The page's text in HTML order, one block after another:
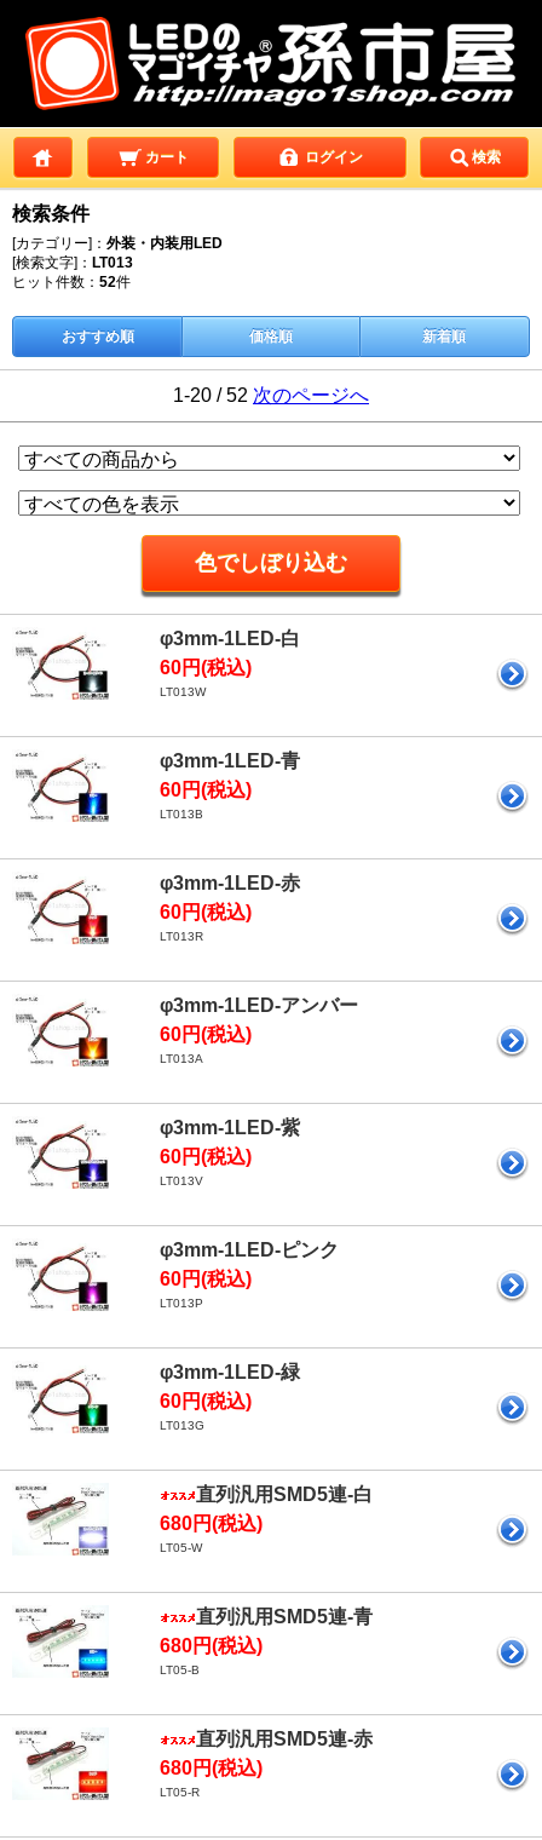
カート ログイン 検索
検索条件
[カテゴリー]： 外装・内装用LED
[検索文字]： LT013
ヒット件数： 52件
おすすめ順 価格順 新着順
1-20 / 52 次のページへ
φ3mm-1LED-白
60円(税込)
LT013W
φ3mm-1LED-青
60円(税込)
LT013B
φ3mm-1LED-赤
60円(税込)
LT013R
φ3mm-1LED-アンバー
60円(税込)
LT013A
φ3mm-1LED-紫
60円(税込)
LT013V
φ3mm-1LED-ピンク
60円(税込)
LT013P
φ3mm-1LED-緑
60円(税込)
LT013G
直列汎用SMD5連-白
680円(税込)
LT05-W
直列汎用SMD5連-青
680円(税込)
LT05-B
直列汎用SMD5連-赤
680円(税込)
LT05-R